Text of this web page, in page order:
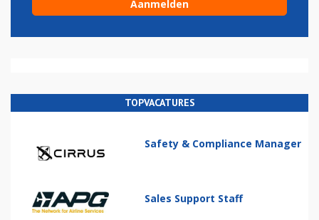
TOPVACATURES
Safety & Compliance Manager
Sales Support Staff